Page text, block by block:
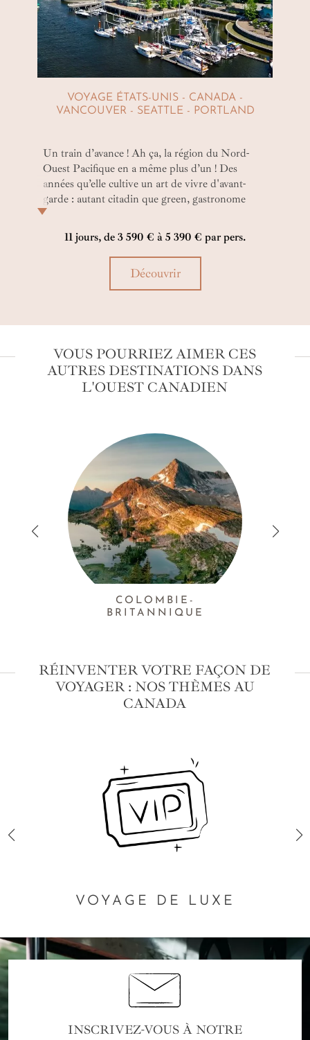
VOYAGE ÉTATS-UNIS - CANADA -
VANCOUVER - SEATTLE - PORTLAND
Un train d’avance ! Ah ça, la région du Nord-
Ouest Pacifique en a même plus d’un ! Des
années qu’elle cultive un art de vivre d'avant-
garde : autant citadin que green, gastronome
qu’healthy, bohème que rock. De Vancouver à
Portland via Seattle, embarquez sur les rails d’un
voyage Canada - USA décomplexé et alternatif.
Avec un train d’avance sur bien des globe-
11 jours, de 3 590 € à 5 390 € par pers.
Découvrir
VOUS POURRIEZ AIMER CES
AUTRES DESTINATIONS DANS
L'OUEST CANADIEN
COLOMBIE-
BRITANNIQUE
RÉINVENTER VOTRE FAÇON DE
VOYAGER : NOS THÈMES AU
CANADA
VOYAGE DE LUXE
INSCRIVEZ-VOUS À NOTRE